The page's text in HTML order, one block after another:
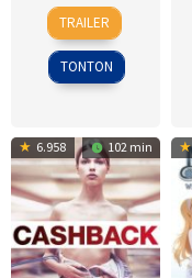
28
Jan
2015
Dean
Israelite
TRAILER
TONTON
6.958 102 min